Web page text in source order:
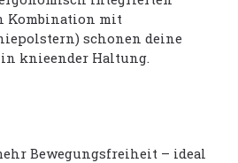
Kombination mit
schonen deine
knieender Haltung.
Bewegungsfreiheit – ideal